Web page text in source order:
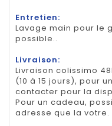
Entretien:
Lavage main pour le
possible..
Livraison:
Livraison colissimo
(10 à 15 jours), pour
contacter pour la
Pour un cadeau,
adresse que la votre.